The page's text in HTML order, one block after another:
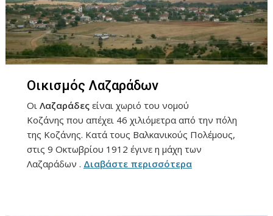
Οικισμός Λαζαράδων
Οι Λαζαράδεςείναι χωριό του νομού
Κοζάνης που απέχει 46 χιλιόμετρα από την πόλη
της Κοζάνης. Κατά τους Βαλκανικούς Πολέμους,
στις 9 Οκτωβρίου 1912 έγινε η μάχη των
Λαζαράδων . Διαβάστε περισσότερα